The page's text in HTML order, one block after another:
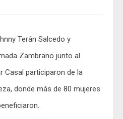
Terán Salcedo y
Zambrano junto al
Casal participaron de la
donde más de 80 mujeres